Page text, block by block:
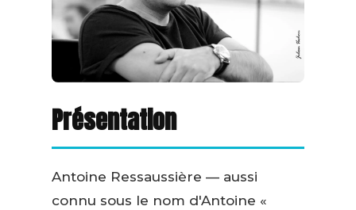
Présentation
Antoine Ressaussière — aussi
connu sous le nom d'Antoine «